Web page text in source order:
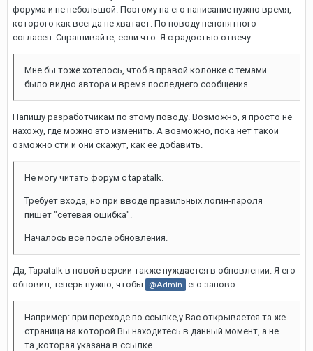
форума и не небольшой. Поэтому на его написание нужно время,
которого как всегда не хватает. По поводу непонятного -
согласен. Спрашивайте, если что. Я с радостью отвечу.
Мне бы тоже хотелось, чтоб в правой колонке с темами
было видно автора и время последнего сообщения.
Напишу разработчикам по этому поводу. Возможно, я просто не
нахожу, где можно это изменить. А возможно, пока нет такой
озможно сти и они скажут, как её добавить.
Не могу читать форум с tapatalk.
Требует входа, но при вводе правильных логин-пароля
пишет "сетевая ошибка".
Началось все после обновления.
Да, Tapatalk в новой версии также нуждается в обновлении. Я его
обновил, теперь нужно, чтобы
@Admin его заново
Например: при переходе по ссылке,у Вас открывается та же
страница на которой Вы находитесь в данный момент, а не
та ,которая указана в ссылке...